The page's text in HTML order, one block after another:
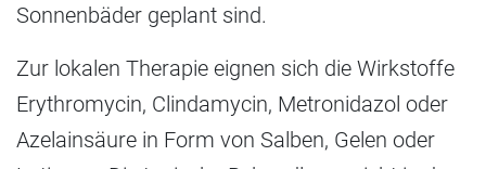
Sonnenbäder geplant sind.
Zur lokalen Therapie eignen sich die Wirkstoffe
Erythromycin, Clindamycin, Metronidazol oder
Azelainsäure in Form von Salben, Gelen oder